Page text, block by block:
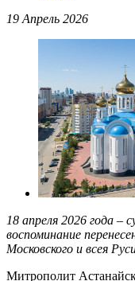
19 Апрель 2026
18 апреля 2026 года –
воспоминание
Московского и всея
Митрополит